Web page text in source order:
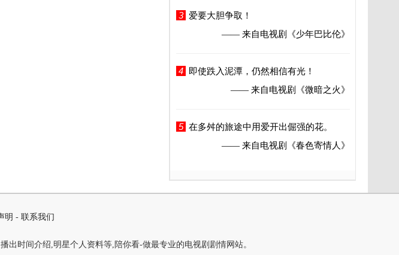
3
爱要大胆争取！
—— 来自电视剧
《少年巴比伦》
4
即使跌入泥潭，仍然相信有光！
—— 来自电视剧
《微暗之火》
5 在多舛的旅途中用爱开出倔强的花。
—— 来自电视剧
《春色寄情人》
明 - 联系我们
时间介绍,明星个人资料等,陪你看-做最专业的电视剧剧情网站。